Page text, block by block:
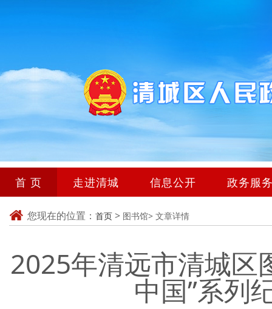
首 页 走进清城 信息公开 政务服
您现在的位置： 首页 > 图书馆> 文章详情
2025年清远市清城区
中国”系列